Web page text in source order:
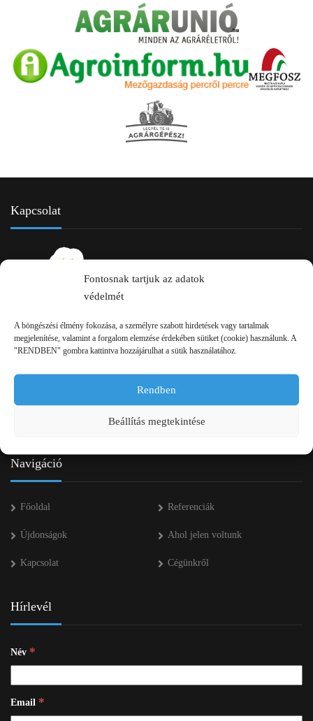
Fontosnak tartjuk az adatok
védelmét
A böngészési élmény fokozása, a személyre szabott hirdetések vagy tartalmak
megjelenítése, valamint a forgalom elemzése érdekében sütiket (cookie) használunk. A
"RENDBEN" gombra kattintva hozzájárulhat a sütik használatához.
Rendben
Beállítás megtekintése
Kapcsolat
2750 Nagykőrös Alsójárás d. 1/a
info kukac pap-agro.eu
Navigáció
Főoldal Referenciák
Újdonságok Ahol jelen voltunk
Kapcsolat Cégünkről
Hírlevél
Név *
Email *